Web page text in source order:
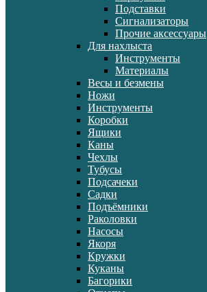
Подставки
Сигнализаторы
Прочие аксессуары
Для нахлыста
Инструменты
Материалы
Весы и безмены
Ножи
Инструменты
Коробки
Ящики
Каны
Чехлы
Тубусы
Подсачеки
Садки
Подъёмники
Раколовки
Насосы
Якоря
Кружки
Куканы
Багорики